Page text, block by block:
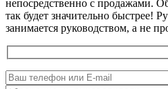
непосредственно с продажами.
так будет значительно быстрее!
занимается руководством, а не